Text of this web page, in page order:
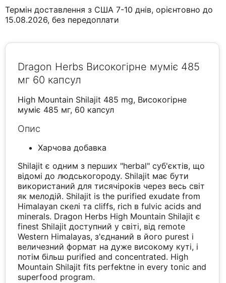
Термін доставлення з США 7-10 днів, орієнтовно до
15.08.2026, без передоплати
Dragon Herbs Високогірне муміє 485
мг 60 капсул
High Mountain Shilajit 485 mg, Високогірне
муміє 485 мг, 60 капсул
Опис
Харчова добавка
Shilajit є одним з перших "herbal" суб'єктів, що
відомі до людськогороду. Shilajit має бути
використаний для тисячіроків через весь світ
як мелодій. Shilajit is the purified exudate from
Himalayan скелі та cliffs, rich в fulvic acids and
minerals. Dragon Herbs High Mountain Shilajit є
finest Shilajit доступний у світі, від remote
Western Himalayas, з'єднаний в його purest і
величезний формат на дуже високому куті, і
потім більш purified and concentrated. High
Mountain Shilajit fits perfektne in every tonic and
superfood program.